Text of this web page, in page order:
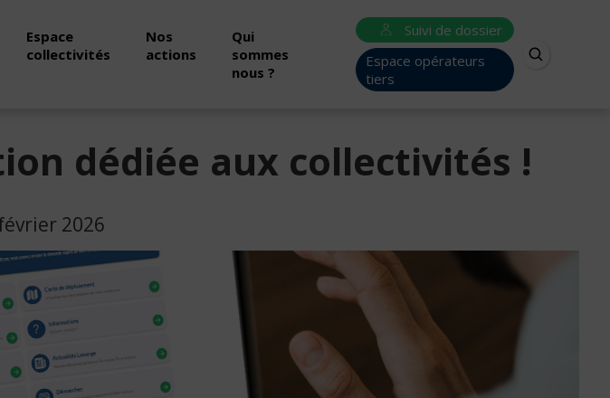
Espace
collectivités
Nos
actions
Qui
sommes
nous ?
Suivi de dossier
Espace opérateurs
tiers
dédiée aux collectivités !
2026